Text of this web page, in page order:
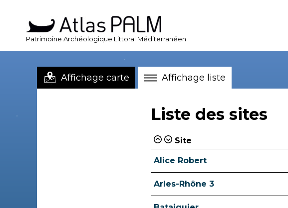
Patrimoine Archéologique Littoral Méditerranéen
Affichage carte Affichage liste
Liste des sites
Site
Alice Robert
Arles-Rhône 3